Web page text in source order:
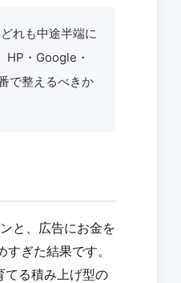
れも中途半端に
HP・Google・
で整えるべきか
と、広告にお金を
ぎた結果です。
てる積み上げ型の